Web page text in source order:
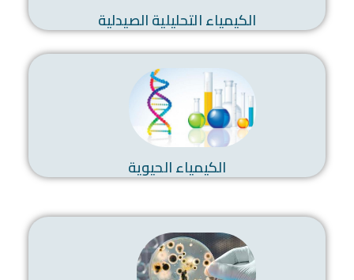
الكيمياء التحليلية الصيدلية
الكيمياء الحيوية